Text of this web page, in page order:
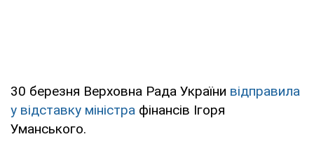
30 березня Верховна Рада України відправила
у відставку міністра фінансів Ігоря
Уманського.